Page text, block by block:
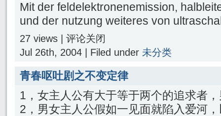
Mit der feldelektronenemission,
und der nutzung weiteres von
27 views | 评论关闭
Jul 26th, 2004 | Filed under 未分类
青春呕吐剧之不变定律
1，女主人公有大于等于两个的追求者
2，男女主人公假如一见面就陷入爱河